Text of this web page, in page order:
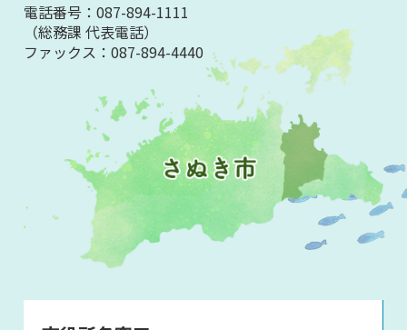
電話番号：087-894-1111
（総務課 代表電話）
ファックス：087-894-4440